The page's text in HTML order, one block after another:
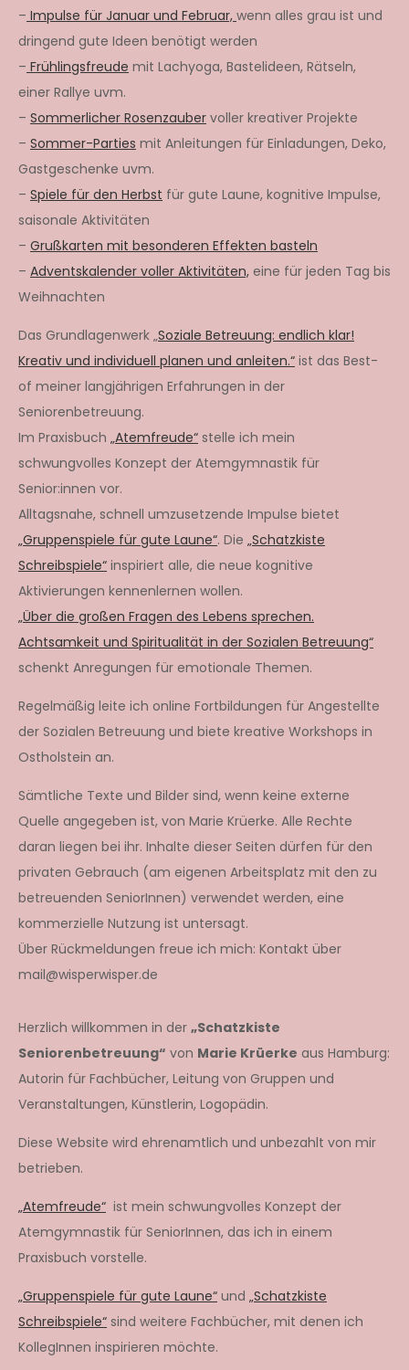
– Impulse für Januar und Februar, wenn alles grau ist und
dringend gute Ideen benötigt werden
– Frühlingsfreude mit Lachyoga, Bastelideen, Rätseln,
einer Rallye uvm.
– Sommerlicher Rosenzauber voller kreativer Projekte
– Sommer-Parties mit Anleitungen für Einladungen, Deko,
Gastgeschenke uvm.
– Spiele für den Herbst für gute Laune, kognitive Impulse,
saisonale Aktivitäten
– Grußkarten mit besonderen Effekten basteln
– Adventskalender voller Aktivitäten, eine für jeden Tag bis
Weihnachten
Das Grundlagenwerk „Soziale Betreuung: endlich klar!
Kreativ und individuell planen und anleiten.“ ist das Best-
of meiner langjährigen Erfahrungen in der
Seniorenbetreuung.
Im Praxisbuch „Atemfreude“ stelle ich mein
schwungvolles Konzept der Atemgymnastik für
Senior:innen vor.
Alltagsnahe, schnell umzusetzende Impulse bietet
„Gruppenspiele für gute Laune“. Die „Schatzkiste
Schreibspiele“ inspiriert alle, die neue kognitive
Aktivierungen kennenlernen wollen.
„Über die großen Fragen des Lebens sprechen.
Achtsamkeit und Spiritualität in der Sozialen Betreuung“
schenkt Anregungen für emotionale Themen.
Regelmäßig leite ich online Fortbildungen für Angestellte
der Sozialen Betreuung und biete kreative Workshops in
Ostholstein an.
Sämtliche Texte und Bilder sind, wenn keine externe
Quelle angegeben ist, von Marie Krüerke. Alle Rechte
daran liegen bei ihr. Inhalte dieser Seiten dürfen für den
privaten Gebrauch (am eigenen Arbeitsplatz mit den zu
betreuenden SeniorInnen) verwendet werden, eine
kommerzielle Nutzung ist untersagt.
Über Rückmeldungen freue ich mich: Kontakt über
mail@wisperwisper.de
Herzlich willkommen in der „Schatzkiste
Seniorenbetreuung“ von Marie Krüerke aus Hamburg:
Autorin für Fachbücher, Leitung von Gruppen und
Veranstaltungen, Künstlerin, Logopädin.
Diese Website wird ehrenamtlich und unbezahlt von mir
betrieben.
„Atemfreude“ ist mein schwungvolles Konzept der
Atemgymnastik für SeniorInnen, das ich in einem
Praxisbuch vorstelle.
„Gruppenspiele für gute Laune“ und „Schatzkiste
Schreibspiele“ sind weitere Fachbücher, mit denen ich
KollegInnen inspirieren möchte.